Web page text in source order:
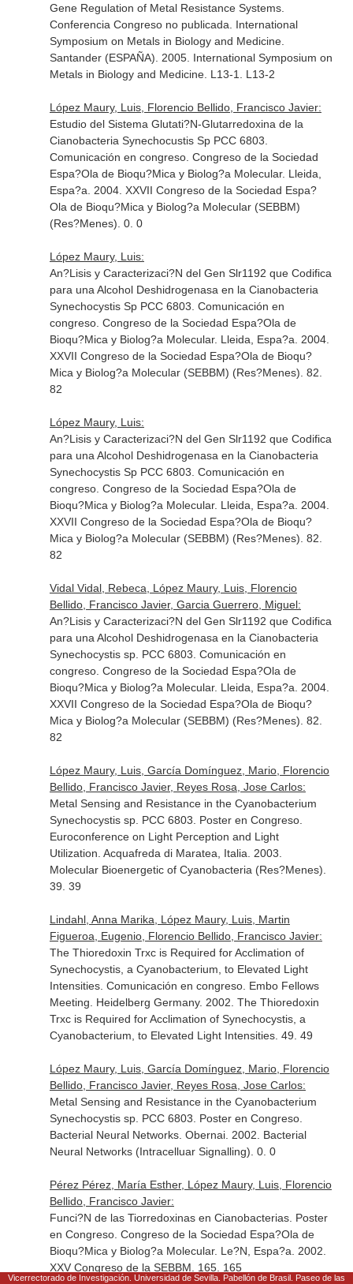
Gene Regulation of Metal Resistance Systems.
Conferencia Congreso no publicada. International
Symposium on Metals in Biology and Medicine.
Santander (ESPAÑA). 2005. International Symposium on
Metals in Biology and Medicine. L13-1. L13-2
López Maury, Luis, Florencio Bellido, Francisco Javier:
Estudio del Sistema Glutati?N-Glutarredoxina de la
Cianobacteria Synechocustis Sp PCC 6803.
Comunicación en congreso. Congreso de la Sociedad
Espa?Ola de Bioqu?Mica y Biolog?a Molecular. Lleida,
Espa?a. 2004. XXVII Congreso de la Sociedad Espa?
Ola de Bioqu?Mica y Biolog?a Molecular (SEBBM)
(Res?Menes). 0. 0
López Maury, Luis:
An?Lisis y Caracterizaci?N del Gen Slr1192 que Codifica
para una Alcohol Deshidrogenasa en la Cianobacteria
Synechocystis Sp PCC 6803. Comunicación en
congreso. Congreso de la Sociedad Espa?Ola de
Bioqu?Mica y Biolog?a Molecular. Lleida, Espa?a. 2004.
XXVII Congreso de la Sociedad Espa?Ola de Bioqu?
Mica y Biolog?a Molecular (SEBBM) (Res?Menes). 82.
82
López Maury, Luis:
An?Lisis y Caracterizaci?N del Gen Slr1192 que Codifica
para una Alcohol Deshidrogenasa en la Cianobacteria
Synechocystis Sp PCC 6803. Comunicación en
congreso. Congreso de la Sociedad Espa?Ola de
Bioqu?Mica y Biolog?a Molecular. Lleida, Espa?a. 2004.
XXVII Congreso de la Sociedad Espa?Ola de Bioqu?
Mica y Biolog?a Molecular (SEBBM) (Res?Menes). 82.
82
Vidal Vidal, Rebeca, López Maury, Luis, Florencio
Bellido, Francisco Javier, Garcia Guerrero, Miguel:
An?Lisis y Caracterizaci?N del Gen Slr1192 que Codifica
para una Alcohol Deshidrogenasa en la Cianobacteria
Synechocystis sp. PCC 6803. Comunicación en
congreso. Congreso de la Sociedad Espa?Ola de
Bioqu?Mica y Biolog?a Molecular. Lleida, Espa?a. 2004.
XXVII Congreso de la Sociedad Espa?Ola de Bioqu?
Mica y Biolog?a Molecular (SEBBM) (Res?Menes). 82.
82
López Maury, Luis, García Domínguez, Mario, Florencio
Bellido, Francisco Javier, Reyes Rosa, Jose Carlos:
Metal Sensing and Resistance in the Cyanobacterium
Synechocystis sp. PCC 6803. Poster en Congreso.
Euroconference on Light Perception and Light
Utilization. Acquafreda di Maratea, Italia. 2003.
Molecular Bioenergetic of Cyanobacteria (Res?Menes).
39. 39
Lindahl, Anna Marika, López Maury, Luis, Martin
Figueroa, Eugenio, Florencio Bellido, Francisco Javier:
The Thioredoxin Trxc is Required for Acclimation of
Synechocystis, a Cyanobacterium, to Elevated Light
Intensities. Comunicación en congreso. Embo Fellows
Meeting. Heidelberg Germany. 2002. The Thioredoxin
Trxc is Required for Acclimation of Synechocystis, a
Cyanobacterium, to Elevated Light Intensities. 49. 49
López Maury, Luis, García Domínguez, Mario, Florencio
Bellido, Francisco Javier, Reyes Rosa, Jose Carlos:
Metal Sensing and Resistance in the Cyanobacterium
Synechocystis sp. PCC 6803. Poster en Congreso.
Bacterial Neural Networks. Obernai. 2002. Bacterial
Neural Networks (Intracelluar Signalling). 0. 0
Pérez Pérez, María Esther, López Maury, Luis, Florencio
Bellido, Francisco Javier:
Funci?N de las Tiorredoxinas en Cianobacterias. Poster
en Congreso. Congreso de la Sociedad Espa?Ola de
Bioqu?Mica y Biolog?a Molecular. Le?N, Espa?a. 2002.
XXV Congreso de la SEBBM. 165. 165
Vicerrectorado de Investigación. Universidad de Sevilla. Pabellón de Brasil. Paseo de las